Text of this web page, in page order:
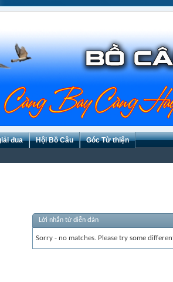
đua Hội Bồ Câu Góc Từ thiện
Lời nhắn từ diễn đàn
Sorry - no matches. Please try some